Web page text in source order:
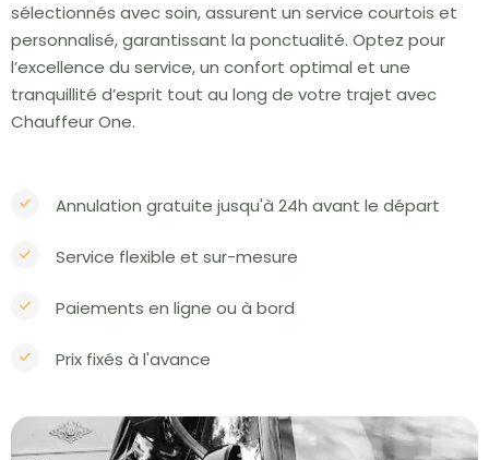
sélectionnés avec soin, assurent un service courtois et
personnalisé, garantissant la ponctualité. Optez pour
l’excellence du service, un confort optimal et une
tranquillité d’esprit tout au long de votre trajet avec
Chauffeur One.
Annulation gratuite jusqu'à 24h avant le départ
Service flexible et sur-mesure
Paiements en ligne ou à bord
Prix fixés à l'avance